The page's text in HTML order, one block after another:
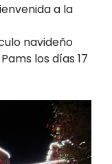
a la
navideño
los días 17